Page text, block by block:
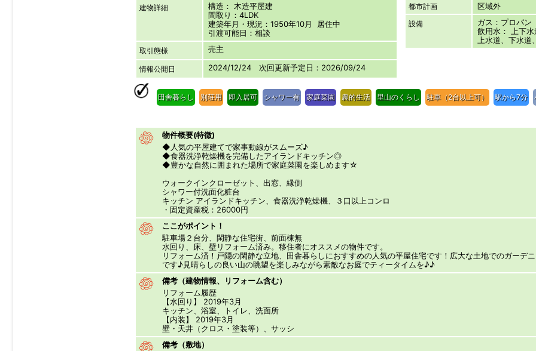
建物詳細
構造： 木造平屋建
間取り：4LDK
建築年月・現況：1950年10月 居住中
引渡可能日：相談
取引態様 売主
情報公開日 2024/12/24 次回更新予定日：2026/09/24
都市計画 区域外
設備
ガス：プロパン
飲用水： 上下
上水道、下水
田舎暮らし 別荘用 即入居可 シャワー有 家庭菜園 農的生活 里山のくらし 駐車（2台以上可） 駅から7分
物件概要(特徴)
◆人気の平屋建てで家事動線がスムーズ♪
◆食器洗浄乾燥機を完備したアイランドキッチン◎
◆豊かな自然に囲まれた場所で家庭菜園を楽しめます☆
ウォークインクローゼット、出窓、縁側
シャワー付洗面化粧台
キッチン アイランドキッチン、食器洗浄乾燥機、３口以上コンロ
・固定資産税：26000円
ここがポイント！
駐車場２台分、閑静な住宅街、前面棟無
水回り、床、壁リフォーム済み。移住者にオススメの物件です。
リフォーム済！戸隠の閑静な立地、田舎暮らしにおすすめの人気の平屋住宅です！広大な土地でのガーデ
です♪見晴らしの良い山の眺望を楽しみながら素敵なお庭でティータイムを♪♪
備考（建物情報、リフォーム含む）
リフォーム履歴
【水回り】 2019年3月
キッチン、浴室、トイレ、洗面所
【内装】 2019年3月
壁・天井（クロス・塗装等）、サッシ
備考（敷地）